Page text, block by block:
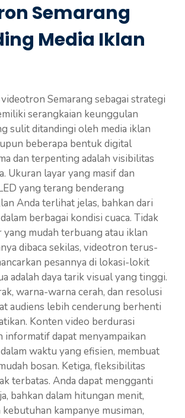
Semarang
Media Iklan
Semarang sebagai strategi
serangkaian keunggulan
sulit ditandingi oleh media iklan
beberapa bentuk digital
dan terpenting adalah visibilitas
Ukuran layar yang masif dan
yang terang benderang
Anda terlihat jelas, bahkan dari
berbagai kondisi cuaca. Tidak
mudah terbuang atau iklan
dibaca sekilas, videotron terus-
pesannya di lokasi-lokit
adalah daya tarik visual yang tinggi.
warna-warna cerah, dan resolusi
audiens lebih cenderung berhenti
Konten video berdurasi
informatif dapat menyampaikan
waktu yang efisien, membuat
bosan. Ketiga, fleksibilitas
terbatas. Anda dapat mengganti
bahkan dalam hitungan menit,
kebutuhan kampanye musiman,